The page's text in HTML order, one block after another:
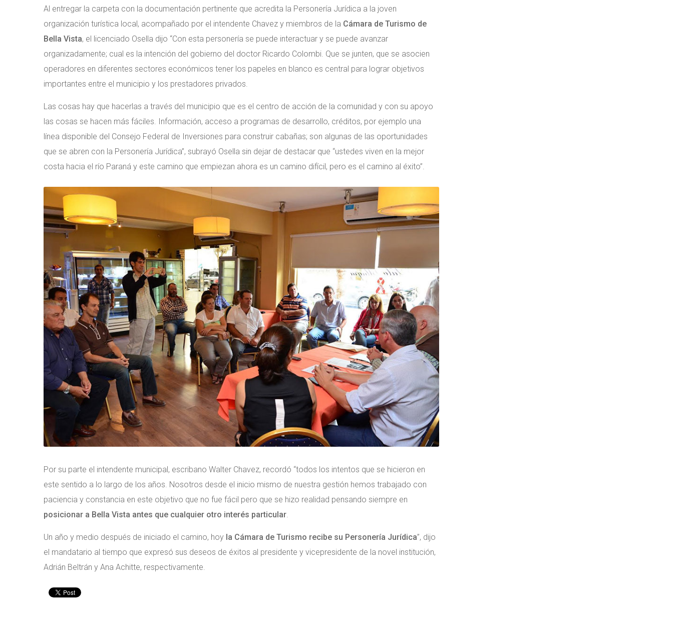
Al entregar la carpeta con la documentación pertinente que acredita la Personería Jurídica a la joven
organización turística local, acompañado por el intendente Chavez y miembros de la Cámara de Turismo de
Bella Vista, el licenciado Osella dijo “Con esta personería se puede interactuar y se puede avanzar
organizadamente; cual es la intención del gobierno del doctor Ricardo Colombi. Que se junten, que se asocien
operadores en diferentes sectores económicos tener los papeles en blanco es central para lograr objetivos
importantes entre el municipio y los prestadores privados.
Las cosas hay que hacerlas a través del municipio que es el centro de acción de la comunidad y con su apoyo
las cosas se hacen más fáciles. Información, acceso a programas de desarrollo, créditos, por ejemplo una
línea disponible del Consejo Federal de Inversiones para construir cabañas; son algunas de las oportunidades
que se abren con la Personería Jurídica”, subrayó Osella sin dejar de destacar que “ustedes viven en la mejor
costa hacia el río Paraná y este camino que empiezan ahora es un camino difícil, pero es el camino al éxito”.
Por su parte el intendente municipal, escribano Walter Chavez, recordó “todos los intentos que se hicieron en
este sentido a lo largo de los años. Nosotros desde el inicio mismo de nuestra gestión hemos trabajado con
paciencia y constancia en este objetivo que no fue fácil pero que se hizo realidad pensando siempre en
posicionar a Bella Vista antes que cualquier otro interés particular.
Un año y medio después de iniciado el camino, hoy la Cámara de Turismo recibe su Personería Jurídica”, dijo
el mandatario al tiempo que expresó sus deseos de éxitos al presidente y vicepresidente de la novel institución,
Adrián Beltrán y Ana Achitte, respectivamente.